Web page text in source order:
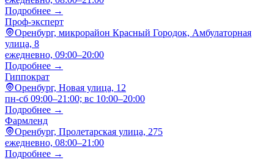
Подробнее →
Проф-эксперт
Оренбург, микрорайон Красный Городок, Амбулаторная
улица, 8
ежедневно, 09:00–20:00
Подробнее →
Гиппократ
Оренбург, Новая улица, 12
пн-сб 09:00–21:00; вс 10:00–20:00
Подробнее →
Фармленд
Оренбург, Пролетарская улица, 275
ежедневно, 08:00–21:00
Подробнее →